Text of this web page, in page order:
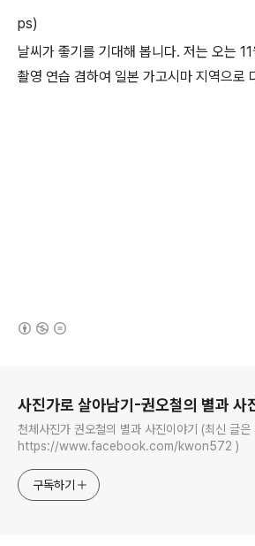
ps)
날씨가 좋기를 기대해 봅니다. 저는 오는
촬영 연습 겸하여 일본 가고시마 지역으로
사진가로 살아남기-권오철의 별과 사
천체사진가 권오철의 별과 사진이야기 (최신 글은
https://www.facebook.com/kwon572 )
구독하기